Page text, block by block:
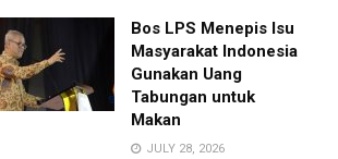
Bos LPS Menepis Isu
Masyarakat Indonesia
Gunakan Uang
Tabungan untuk
Makan
JULY 28, 2026